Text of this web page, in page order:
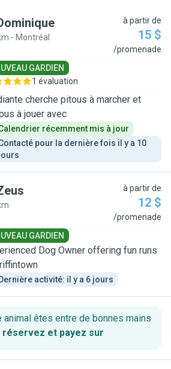
- Montréal
à partir de
15 $
/promenade
GARDIEN
1 évaluation
cherche pitous à marcher et
à jouer avec
récemment mis à jour
pour la dernière fois il y a 10
à partir de
12 $
/promenade
GARDIEN
Dog Owner offering fun runs
Dernière activité: il y a 6 jours
animal êtes entre de bonnes mains
réservez et payez sur